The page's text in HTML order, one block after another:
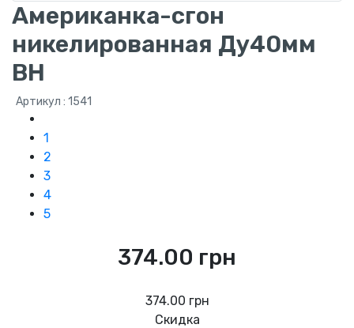
Американка-сгон
никелированная Ду40мм
ВН
Артикул : 1541
1
2
3
4
5
374.00 грн
374.00 грн
Скидка